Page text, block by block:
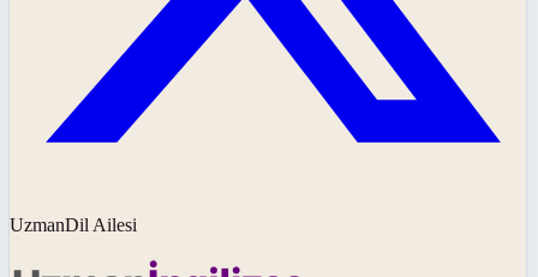
UzmanDil Ailesi